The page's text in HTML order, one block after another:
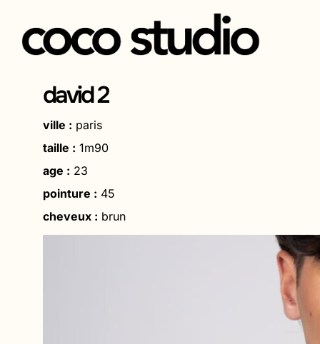
Aller
david 2
ville : paris
taille : 1m90
age : 23
pointure : 45
cheveux : brun